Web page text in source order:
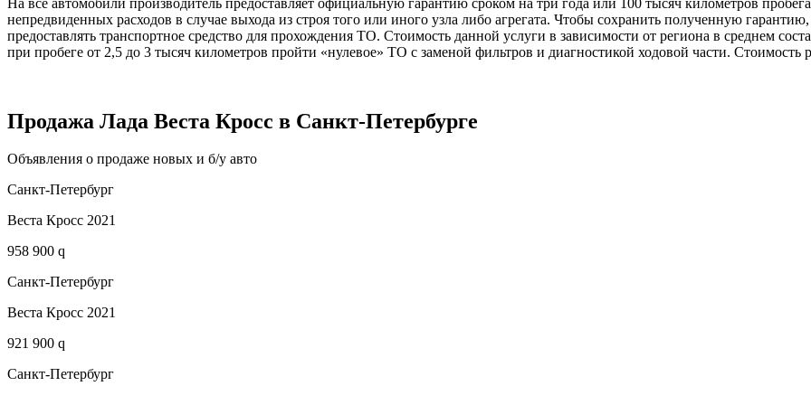
непредвиденных расходов в случае выхода из строя того или иного узла либо агрегата. Чтобы сохранить полученную
предоставлять транспортное средство для прохождения ТО. Стоимость данной услуги в зависимости от региона в среднем
при пробеге от 2,5 до 3 тысяч километров пройти «нулевое» ТО с заменой фильтров и диагностикой ходовой части. Стоимость
Продажа Лада Веста Кросс в Санкт-Петербурге
Объявления о продаже новых и б/у авто
Санкт-Петербург
Веста Кросс 2021
958 900 q
Санкт-Петербург
Веста Кросс 2021
921 900 q
Санкт-Петербург